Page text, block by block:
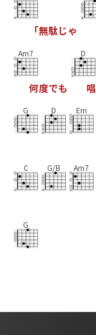
「無駄じゃ
Am7
何度でも
D
唱
G D Em
C G/B Am7
G